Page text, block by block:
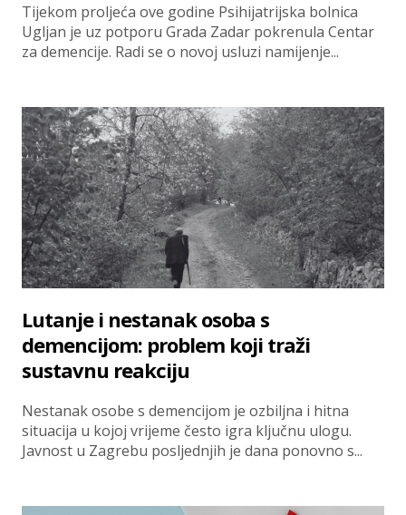
Tijekom proljeća ove godine Psihijatrijska bolnica
Ugljan je uz potporu Grada Zadar pokrenula Centar
za demencije. Radi se o novoj usluzi namijenje...
Lutanje i nestanak osoba s
demencijom: problem koji traži
sustavnu reakciju
Nestanak osobe s demencijom je ozbiljna i hitna
situacija u kojoj vrijeme često igra ključnu ulogu.
Javnost u Zagrebu posljednjih je dana ponovno s...